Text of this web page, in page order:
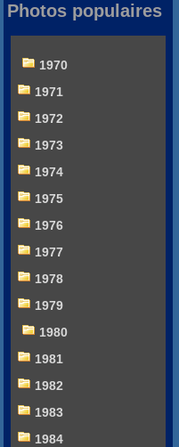
Photos populaires
1970
1971
1972
1973
1974
1975
1976
1977
1978
1979
1980
1981
1982
1983
1984